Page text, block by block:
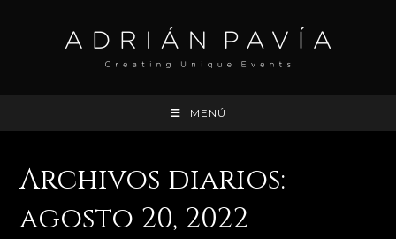
MENÚ
Archivos diarios:
agosto 20, 2022